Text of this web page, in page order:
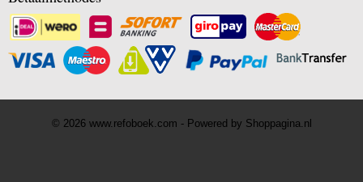
© 2026 www.refoboek.com - Powered by Shoppagina.nl